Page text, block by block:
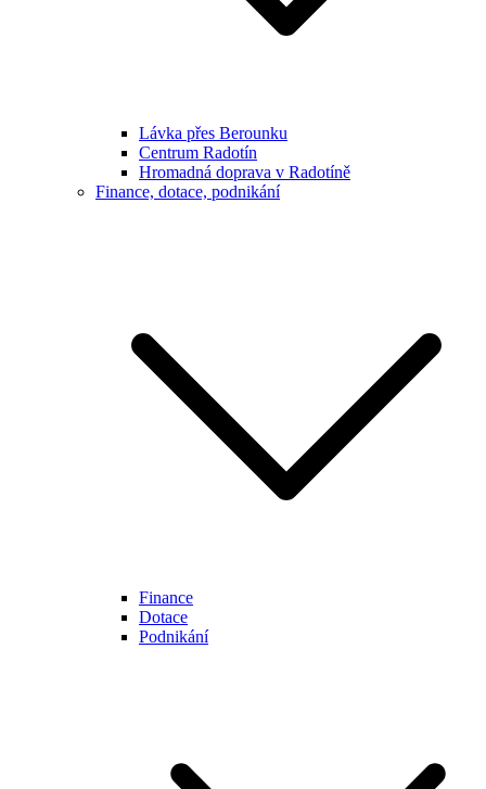
Lávka přes Berounku
Centrum Radotín
Hromadná doprava v Radotíně
Finance, dotace, podnikání
Finance
Dotace
Podnikání